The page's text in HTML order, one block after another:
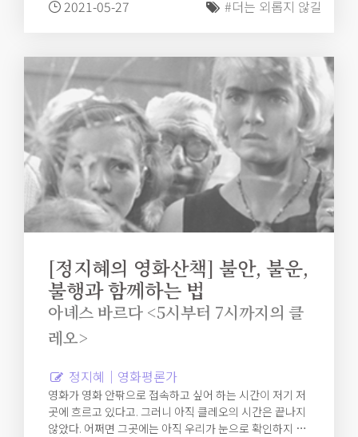
너에게 간다.
2021-05-27 #더는 외롭지 않길
[정지혜의 영화산책] 불안, 불운,
불행과 함께하는 법
아녜스 바르다 <5시부터 7시까지의 클
레오>
정지혜｜영화평론가
영화가 영화 안팎으로 접속하고 싶어 하는 시간이 저기 저
곳에 흐르고 있다고. 그러니 아직 클레오의 시간은 끝나지
않았다. 어쩌면 그곳에는 아직 우리가 눈으로 확인하지 못